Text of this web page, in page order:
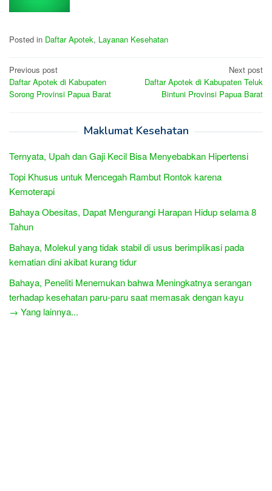
Posted in Daftar Apotek, Layanan Kesehatan
Post
navigation
Previous post
Daftar Apotek di Kabupaten
Sorong Provinsi Papua Barat
Next post
Daftar Apotek di Kabupaten Teluk
Bintuni Provinsi Papua Barat
Maklumat Kesehatan
Ternyata, Upah dan Gaji Kecil Bisa Menyebabkan Hipertensi
Topi Khusus untuk Mencegah Rambut Rontok karena
Kemoterapi
Bahaya Obesitas, Dapat Mengurangi Harapan Hidup selama 8
Tahun
Bahaya, Molekul yang tidak stabil di usus berimplikasi pada
kematian dini akibat kurang tidur
Bahaya, Peneliti Menemukan bahwa Meningkatnya serangan
terhadap kesehatan paru-paru saat memasak dengan kayu
→ Yang lainnya...